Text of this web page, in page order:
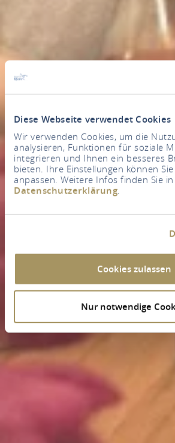
Diese Webseite verwendet Cookies
Wir verwenden Cookies, um die
analysieren, Funktionen für soziale
integrieren und Ihnen ein besseres
bieten. Ihre Einstellungen können
anpassen. Weitere Infos finden Sie
Datenschutzerklärung.
Cookies zulassen
Nur notwendige